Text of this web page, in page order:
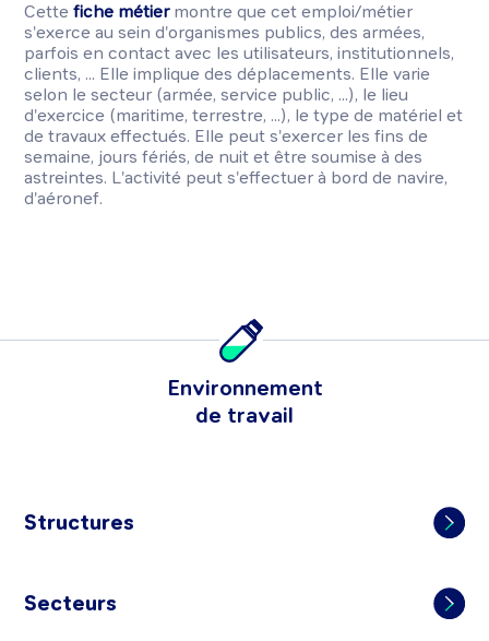
Cettefiche métier montre que cet emploi/métier
s'exerce au sein d'organismes publics, des armées,
parfois en contact avec les utilisateurs, institutionnels,
clients, ... Elle implique des déplacements. Elle varie
selon le secteur (armée, service public, ...), le lieu
d'exercice (maritime, terrestre, ...), le type de matériel et
de travaux effectués. Elle peut s'exercer les fins de
semaine, jours fériés, de nuit et être soumise à des
astreintes. L'activité peut s'effectuer à bord de navire,
d'aéronef.
Environnement
de travail
Structures
Secteurs